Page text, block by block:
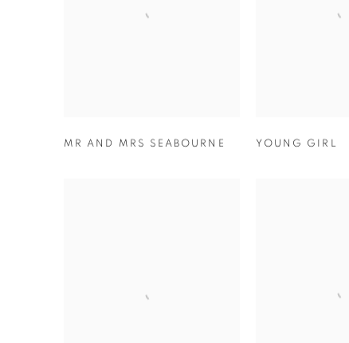
MR AND MRS SEABOURNE YOUNG GIRL